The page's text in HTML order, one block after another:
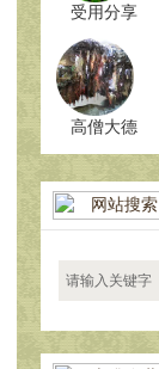
高僧大德
受用分享
网站搜索